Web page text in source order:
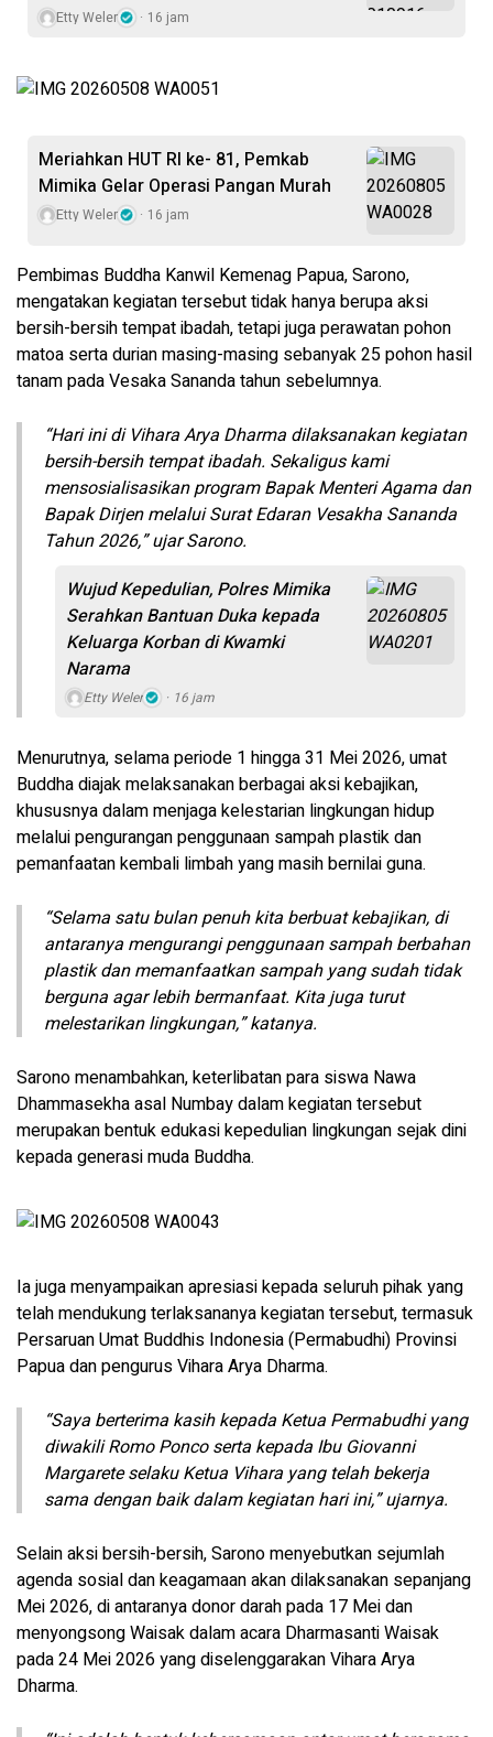
Etty Weler 16 jam
Meriahkan HUT RI ke- 81, Pemkab
Mimika Gelar Operasi Pangan Murah
Etty Weler 16 jam
Pembimas Buddha Kanwil Kemenag Papua, Sarono,
mengatakan kegiatan tersebut tidak hanya berupa aksi
bersih-bersih tempat ibadah, tetapi juga perawatan pohon
matoa serta durian masing-masing sebanyak 25 pohon hasil
tanam pada Vesaka Sananda tahun sebelumnya.
“Hari ini di Vihara Arya Dharma dilaksanakan kegiatan
bersih-bersih tempat ibadah. Sekaligus kami
mensosialisasikan program Bapak Menteri Agama dan
Bapak Dirjen melalui Surat Edaran Vesakha Sananda
Tahun 2026,” ujar Sarono.
Wujud Kepedulian, Polres Mimika
Serahkan Bantuan Duka kepada
Keluarga Korban di Kwamki
Narama
Etty Weler 16 jam
Menurutnya, selama periode 1 hingga 31 Mei 2026, umat
Buddha diajak melaksanakan berbagai aksi kebajikan,
khususnya dalam menjaga kelestarian lingkungan hidup
melalui pengurangan penggunaan sampah plastik dan
pemanfaatan kembali limbah yang masih bernilai guna.
“Selama satu bulan penuh kita berbuat kebajikan, di
antaranya mengurangi penggunaan sampah berbahan
plastik dan memanfaatkan sampah yang sudah tidak
berguna agar lebih bermanfaat. Kita juga turut
melestarikan lingkungan,” katanya.
Sarono menambahkan, keterlibatan para siswa Nawa
Dhammasekha asal Numbay dalam kegiatan tersebut
merupakan bentuk edukasi kepedulian lingkungan sejak dini
kepada generasi muda Buddha.
Ia juga menyampaikan apresiasi kepada seluruh pihak yang
telah mendukung terlaksananya kegiatan tersebut, termasuk
Persaruan Umat Buddhis Indonesia (Permabudhi) Provinsi
Papua dan pengurus Vihara Arya Dharma.
“Saya berterima kasih kepada Ketua Permabudhi yang
diwakili Romo Ponco serta kepada Ibu Giovanni
Margarete selaku Ketua Vihara yang telah bekerja
sama dengan baik dalam kegiatan hari ini,” ujarnya.
Selain aksi bersih-bersih, Sarono menyebutkan sejumlah
agenda sosial dan keagamaan akan dilaksanakan sepanjang
Mei 2026, di antaranya donor darah pada 17 Mei dan
menyongsong Waisak dalam acara Dharmasanti Waisak
pada 24 Mei 2026 yang diselenggarakan Vihara Arya
Dharma.